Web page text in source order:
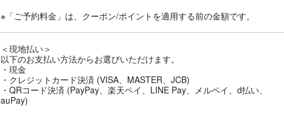
※「ご予約料金」は、クーポン/ポイントを適用する前の金額です。
＜現地払い＞
以下のお支払い方法からお選びいただけます。
・現金
・クレジットカード決済 (VISA、MASTER、JCB)
・QRコード決済 (PayPay、楽天ペイ、LINE Pay、メルペイ、d払い、
auPay)